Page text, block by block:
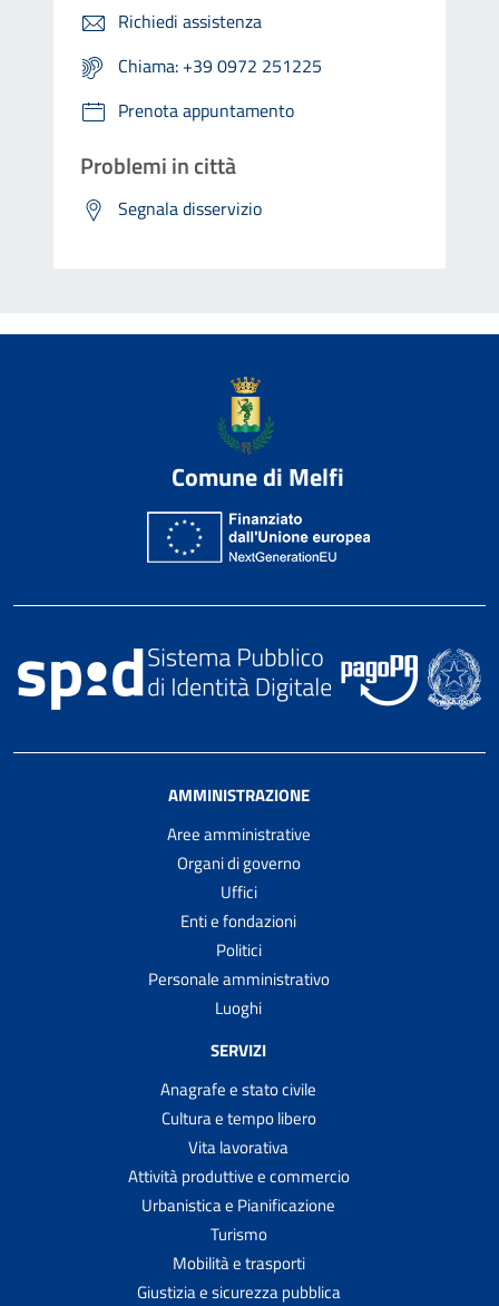
Richiedi assistenza
Chiama: +39 0972 251225
Prenota appuntamento
Problemi in città
Segnala disservizio
Comune di Melfi
AMMINISTRAZIONE
Aree amministrative
Organi di governo
Uffici
Enti e fondazioni
Politici
Personale amministrativo
Luoghi
SERVIZI
Anagrafe e stato civile
Cultura e tempo libero
Vita lavorativa
Attività produttive e commercio
Urbanistica e Pianificazione
Turismo
Mobilità e trasporti
Giustizia e sicurezza pubblica